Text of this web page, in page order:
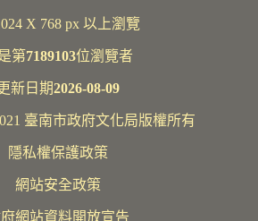
X 768 px 以上瀏覽
第7189103位瀏覽者
新日期2026-08-09
臺南市政府文化局版權所有
隱私權保護政策
網站安全政策
網站資料開放宣告